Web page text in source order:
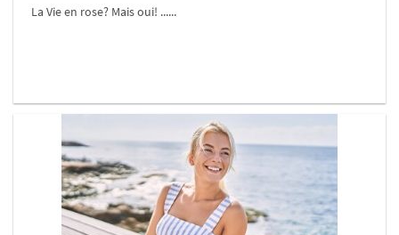
La Vie en rose? Mais oui! ......